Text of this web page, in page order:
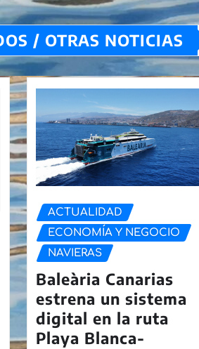
/ OTRAS NOTICIAS
ACTUALIDAD
ECONOMÍA Y NEGOCIO
NAVIERAS
Baleària Canarias
estrena un sistema
digital en la ruta
Playa Blanca-